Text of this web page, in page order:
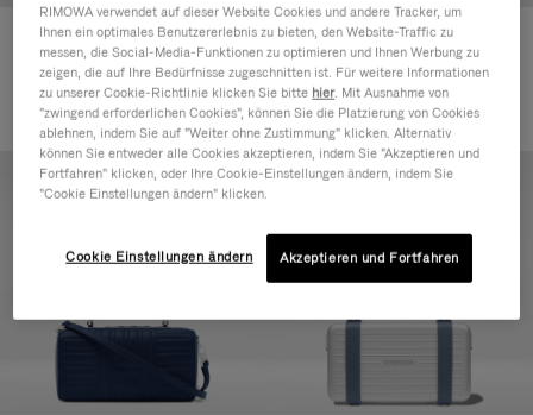
Groove - Leder Tasche mit
Reißverschluss
420,00 €
Groove - Leder Tasche mit
Reißverschluss
420,00 €
Neuheit
RIMOWA verwendet auf dieser Website Cookies und andere Tracker, um
Ihnen ein optimales Benutzererlebnis zu bieten, den Website-Traffic zu
messen, die Social-Media-Funktionen zu optimieren und Ihnen Werbung zu
zeigen, die auf Ihre Bedürfnisse zugeschnitten ist. Für weitere Informationen
zu unserer Cookie-Richtlinie klicken Sie bitte hier. Mit Ausnahme von
"zwingend erforderlichen Cookies", können Sie die Platzierung von Cookies
ablehnen, indem Sie auf "Weiter ohne Zustimmung" klicken. Alternativ
können Sie entweder alle Cookies akzeptieren, indem Sie "Akzeptieren und
Fortfahren" klicken, oder Ihre Cookie-Einstellungen ändern, indem Sie
"Cookie Einstellungen ändern" klicken.
Cookie Einstellungen ändern Akzeptieren und Fortfahren